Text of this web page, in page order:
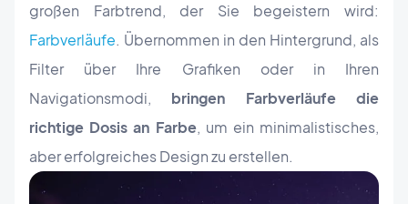
großen Farbtrend, der Sie begeistern wird:
Farbverläufe. Übernommen in den Hintergrund, als
Filter über Ihre Grafiken oder in Ihren
Navigationsmodi, bringen Farbverläufe die
richtige Dosis an Farbe, um ein minimalistisches,
aber erfolgreiches Design zu erstellen.